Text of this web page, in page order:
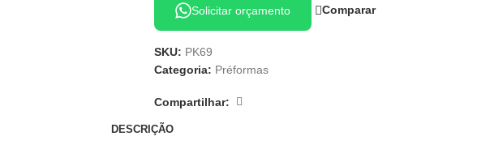
Solicitar orçamento Comparar
SKU: PK69
Categoria: Préformas
Compartilhar:
DESCRIÇÃO